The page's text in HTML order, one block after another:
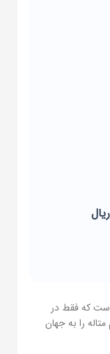
که فقط در
را به جهان